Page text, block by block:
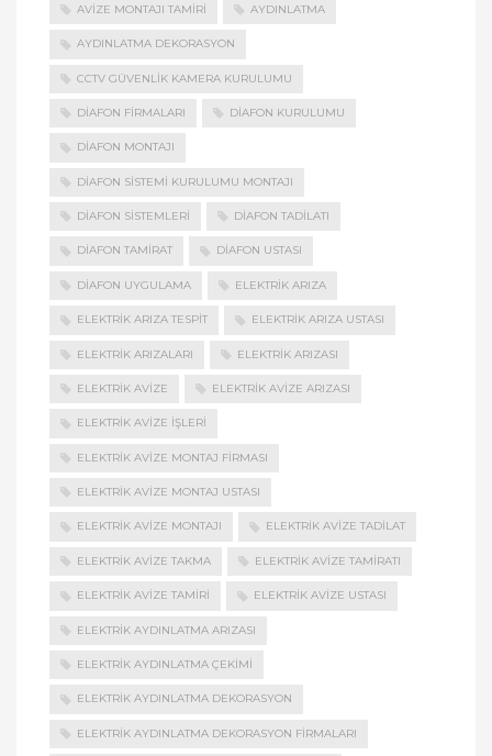
AVIZE MONTAJI TAMIRI AYDINLATMA
AYDINLATMA DEKORASYON
CCTV GÜVENLIK KAMERA KURULUMU
DIAFON FIRMALARI DIAFON KURULUMU
DIAFON MONTAJI
DIAFON SISTEMI KURULUMU MONTAJI
DIAFON SISTEMLERI DIAFON TADILATI
DIAFON TAMIRAT DIAFON USTASI
DIAFON UYGULAMA ELEKTRIK ARIZA
ELEKTRIK ARIZA TESPIT ELEKTRIK ARIZA USTASI
ELEKTRIK ARIZALARI ELEKTRIK ARIZASI
ELEKTRIK AVIZE ELEKTRIK AVIZE ARIZASI
ELEKTRIK AVIZE İŞLERI
ELEKTRIK AVIZE MONTAJ FIRMASI
ELEKTRIK AVIZE MONTAJ USTASI
ELEKTRIK AVIZE MONTAJI ELEKTRIK AVIZE TADILAT
ELEKTRIK AVIZE TAKMA ELEKTRIK AVIZE TAMIRATI
ELEKTRIK AVIZE TAMIRI ELEKTRIK AVIZE USTASI
ELEKTRIK AYDINLATMA ARIZASI
ELEKTRIK AYDINLATMA ÇEKIMI
ELEKTRIK AYDINLATMA DEKORASYON
ELEKTRIK AYDINLATMA DEKORASYON FIRMALARI